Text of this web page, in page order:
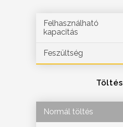
Felhasználható
kapacitás
Feszültség
Töltés
Normál töltés